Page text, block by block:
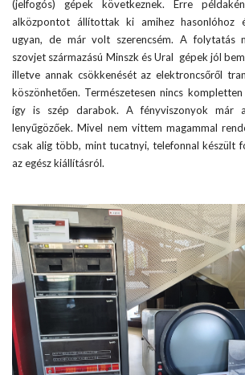
(jelfogós) gépek következnek. Erre
alközpontot állítottak ki amihez hasonlóhoz
ugyan, de már volt szerencsém. A folytatás
szovjet származású Minszk és Ural gépek jól
illetve annak csökkenését az elektroncsőről
köszönhetően. Természetesen nincs
így is szép darabok. A fényviszonyok már
lenyűgözőek. Mivel nem vittem magammal
csak alig több, mint tucatnyi, telefonnal készült
az egész kiállításról.